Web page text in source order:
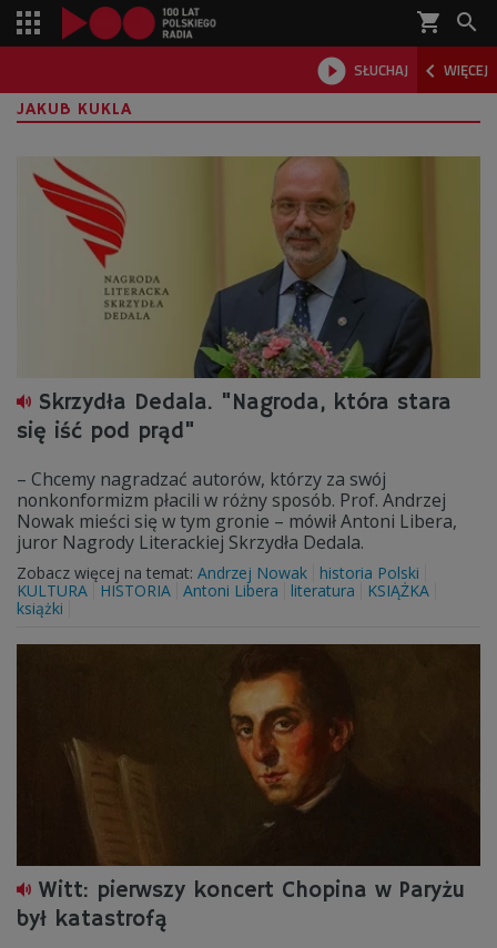
shopping_cart 
 SŁUCHAJ  WIĘCEJ

JAKUB KUKLA
Skrzydła Dedala. "Nagroda, która stara
się iść pod prąd"
– Chcemy nagradzać autorów, którzy za swój
nonkonformizm płacili w różny sposób. Prof. Andrzej
Nowak mieści się w tym gronie – mówił Antoni Libera,
juror Nagrody Literackiej Skrzydła Dedala.
Zobacz więcej na temat: Andrzej Nowak
historia Polski
KULTURA
HISTORIA Antoni Libera literatura
KSIĄŻKA
książki
Witt: pierwszy koncert Chopina w Paryżu
był katastrofą